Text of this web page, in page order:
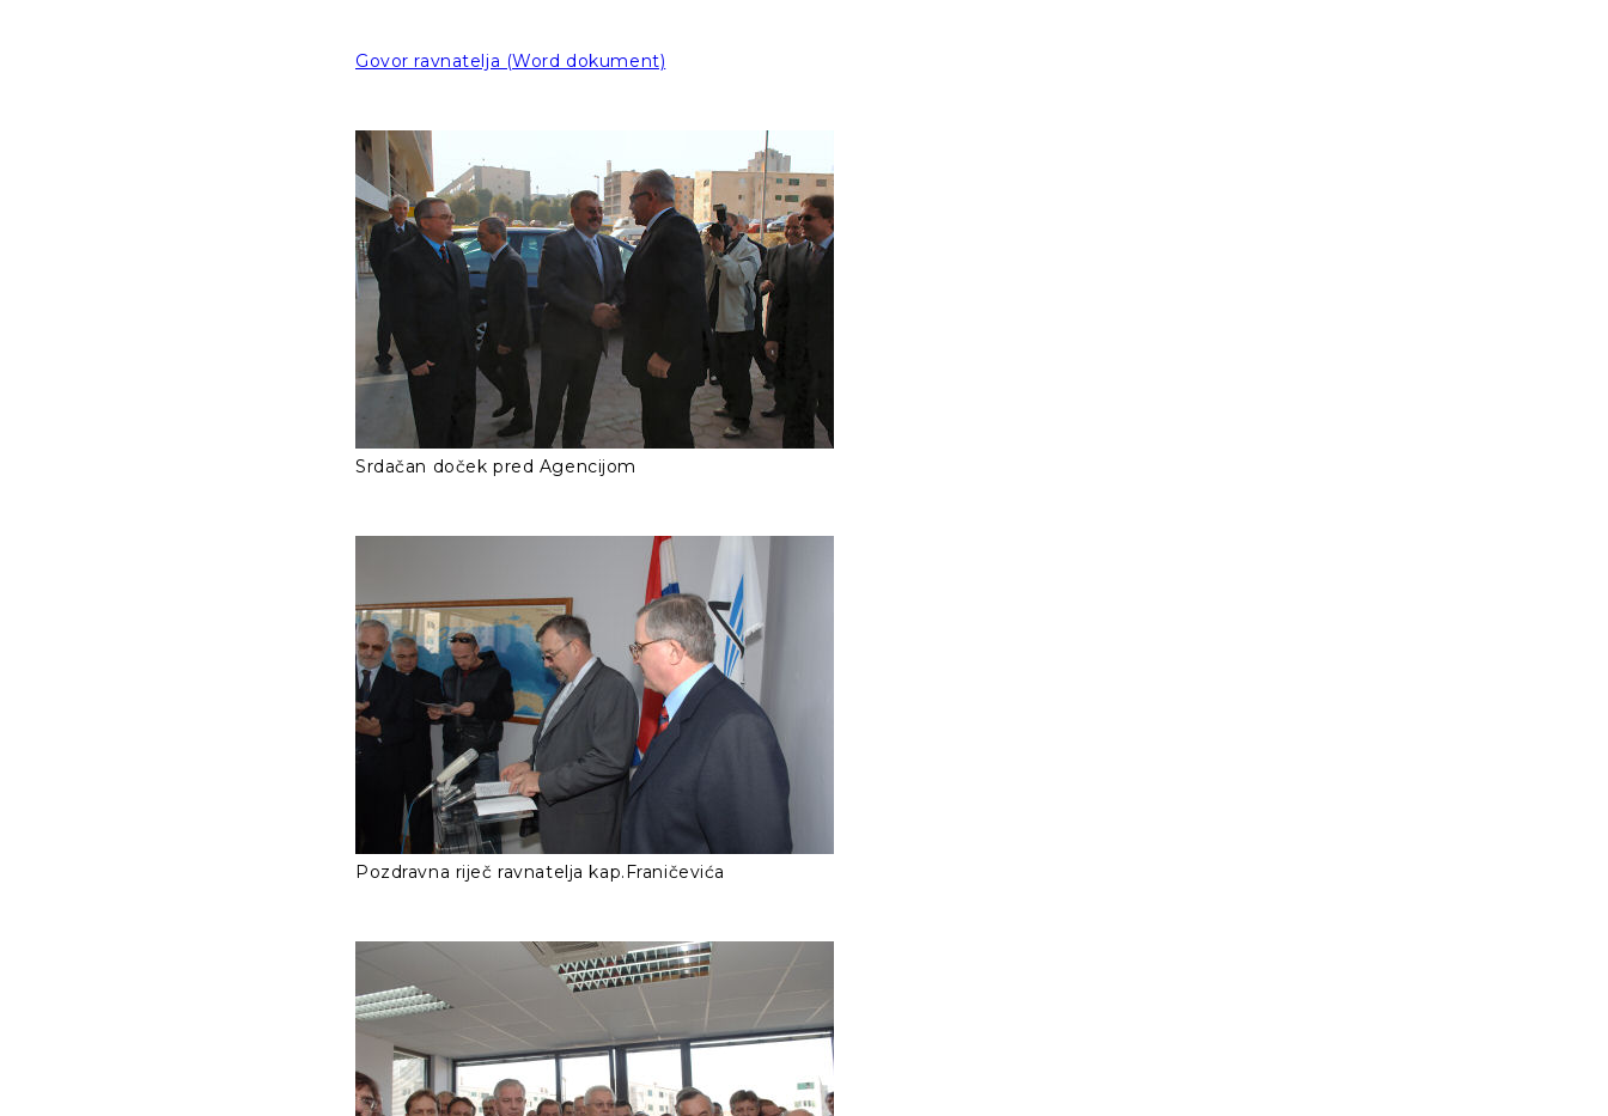
Govor ravnatelja (Word dokument)
Srdačan doček pred Agencijom
Pozdravna riječ ravnatelja kap.Franičevića